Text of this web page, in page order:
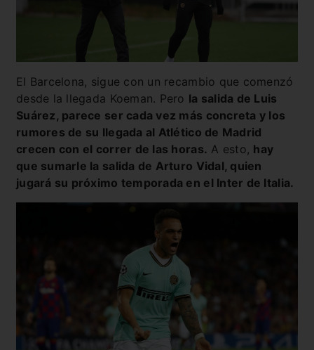
El Barcelona, sigue con un recambio que comenzó
desde la llegada Koeman. Pero la salida de Luis
Suárez, parece ser cada vez más concreta y los
rumores de su llegada al Atlético de Madrid
crecen con el correr de las horas. A esto, hay
que sumarle la salida de Arturo Vidal, quien
jugará su próximo temporada en el Inter de Italia.